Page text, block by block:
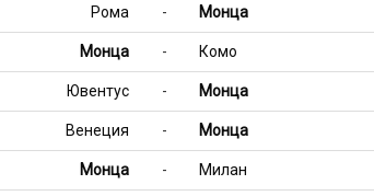
Рома - Монца
Монца - Комо
Ювентус - Монца
Венеция - Монца
Монца - Милан